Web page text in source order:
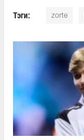
Тэги: zorte